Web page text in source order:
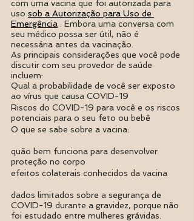
com uma vacina que foi autorizada para
uso sob a Autorização para Uso de
Emergência . Embora uma conversa com
seu médico possa ser útil, não é
necessária antes da vacinação.
As principais considerações que você pode
discutir com seu provedor de saúde
incluem:
Qual a probabilidade de você ser exposto
ao vírus que causa COVID-19
Riscos do COVID-19 para você e os riscos
potenciais para o seu feto ou bebê
O que se sabe sobre a vacina:
quão bem funciona para desenvolver
proteção no corpo
efeitos colaterais conhecidos da vacina
dados limitados sobre a segurança de
COVID-19 durante a gravidez, porque não
foi estudado entre mulheres grávidas.